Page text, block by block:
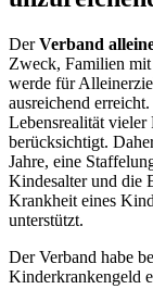
DerVerband
Zweck, Familien
werde für
ausreichend
Lebensrealität vieler
berücksichtigt.
Jahre, eine
Kindesalter und die
Krankheit eines
unterstützt.
Der Verband habe
Kinderkrankengeld